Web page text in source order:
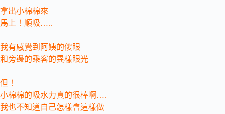
拿出小棉棉來
馬上！順吸…..
我有感覺到阿姨的傻眼
和旁邊的乘客的異樣眼光
但！
小棉棉的吸水力真的很棒啊….
我也不知道自己怎樣會這樣做